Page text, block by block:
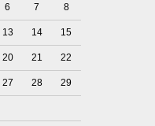
6 7 8
13 14 15
20 21 22
27 28 29